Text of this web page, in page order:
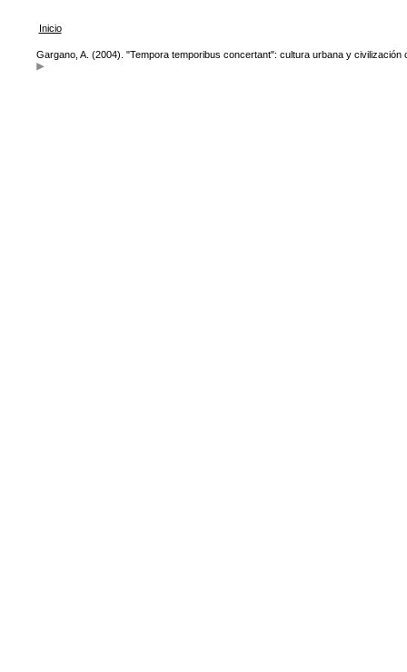
Inicio
Gargano, A. (2004). "Tempora temporibus concertant": cultura urbana y